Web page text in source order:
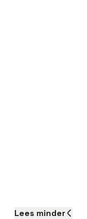
Lees minder